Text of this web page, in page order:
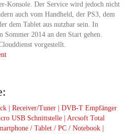
Konsole. Der Service wird jedoch nicht
auch vom Handheld, der PS3, dem
dem Tablet aus nutzbar sein. In
2014 an den Start gehen.
vorgestellt.
| Receiver/Tuner | DVB-T Empfänger
USB Schnittstelle | Arcsoft Total
/ Tablet / PC / Notebook |